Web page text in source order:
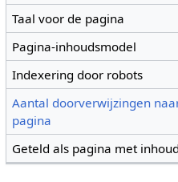
Taal voor de pagina
Pagina-inhoudsmodel
Indexering door robots
Aantal doorverwijzingen
pagina
Geteld als pagina met inhoud